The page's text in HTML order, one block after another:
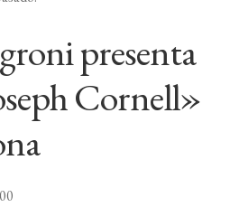
PODCAST
LA EDITORIAL
FOREIGN RIGHTS
presenta
Cornell»